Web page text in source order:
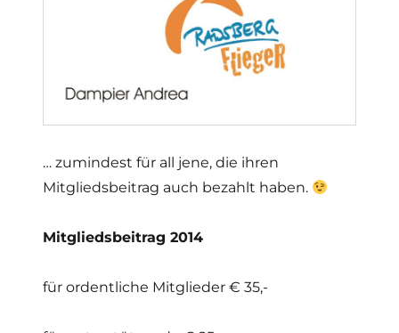
… zumindest für all jene, die ihren
Mitgliedsbeitrag auch bezahlt haben.
Mitgliedsbeitrag 2014
für ordentliche Mitglieder € 35,-